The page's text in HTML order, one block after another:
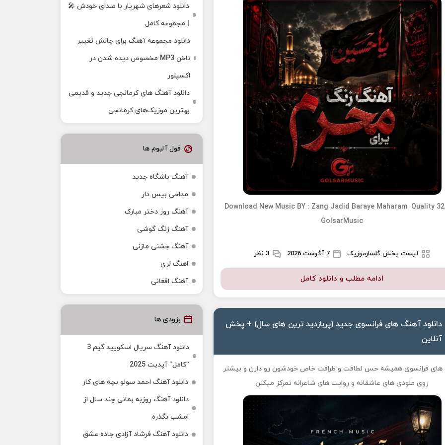
Download New Music BY : Zang Jadid Baraye Maharam Quality
GolsarMusic
لیست پخش گلسارموزیک 7 آگوست 2026 3 نظر
ادامه مطلب و دانلود کامل
دانلود آهنگ های فرانسوی جدید (پربازدید ترین های سال) + پخش
آنلاین
فرانسوی همیشه حس لطافت و ظرافت خاص خودشون رو دارن و بیشتر
روی ملودی های عاشقانه و روایت های شاعرانه تمرکز میکنن
دانلود شعرهای شهریار با صدای خودش 🎤
| مجموعه کامل
دانلود مجموعه آهنگ برای چالش تغییر
ناخن MP3 مخصوص دیده شدن در
اکسپلور
دانلود آهنگ‌ های کرمانجی جدید و قدیمی
بهترین موزیک‌های کرمانجی
فول آلبوم ها
آهنگ باشگاه جدید
مداحی بیس دار
آهنگ روز دختر مبارک
آهنگ زنگ گوشی
آهنگ جشنی مازنی
اهنگ لری
آهنگ افغانی
بزودی ها
دانلود آهنگ سریال اسکویید گیم 3
“کامل” آپدیت 2025
دانلود آهنگ احمد سولو بچه های کار
دانلود آهنگ روزبه بمانی چند سال از
امشب بگذره
دانلود آهنگ فرشاد آزادی جاده عشق